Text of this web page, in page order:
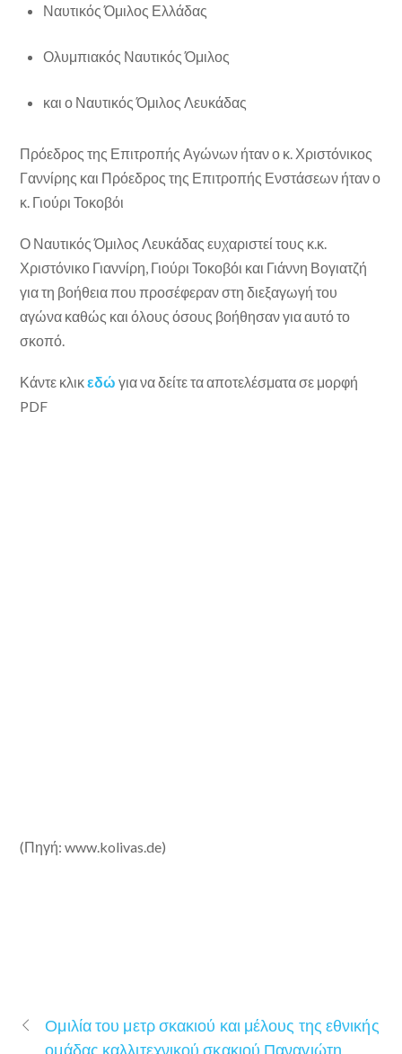
Ναυτικός Όμιλος Ελλάδας
Ολυμπιακός Ναυτικός Όμιλος
και ο Ναυτικός Όμιλος Λευκάδας
Πρόεδρος της Επιτροπής Αγώνων ήταν ο κ. Χριστόνικος
Γαννίρης και Πρόεδρος της Επιτροπής Ενστάσεων ήταν ο
κ. Γιούρι Τοκοβόι
Ο Ναυτικός Όμιλος Λευκάδας ευχαριστεί τους κ.κ.
Χριστόνικο Γιαννίρη, Γιούρι Τοκοβόι και Γιάννη Βογιατζή
για τη βοήθεια που προσέφεραν στη διεξαγωγή του
αγώνα καθώς και όλους όσους βοήθησαν για αυτό το
σκοπό.
Κάντε κλικεδώ για να δείτε τα αποτελέσματα σε μορφή
PDF
(Πηγή: www.kolivas.de)
Ομιλία του μετρ σκακιού και μέλους της εθνικής
ομάδας καλλιτεχνικού σκακιού Παναγιώτη